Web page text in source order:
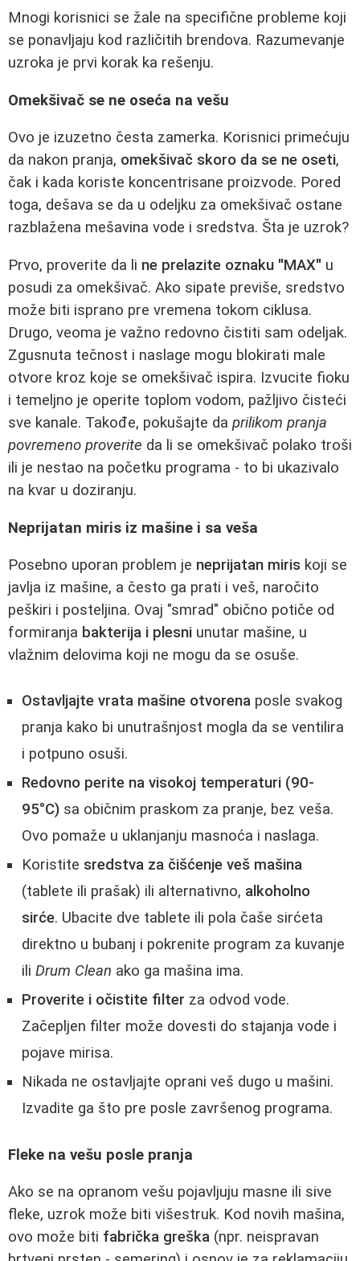
Mnogi korisnici se žale na specifične probleme koji
se ponavljaju kod različitih brendova. Razumevanje
uzroka je prvi korak ka rešenju.
Omekšivač se ne oseća na vešu
Ovo je izuzetno česta zamerka. Korisnici primećuju
da nakon pranja, omekšivač skoro da se ne oseti,
čak i kada koriste koncentrisane proizvode. Pored
toga, dešava se da u odeljku za omekšivač ostane
razblažena mešavina vode i sredstva. Šta je uzrok?
Prvo, proverite da li ne prelazite oznaku "MAX" u
posudi za omekšivač. Ako sipate previše, sredstvo
može biti isprano pre vremena tokom ciklusa.
Drugo, veoma je važno redovno čistiti sam odeljak.
Zgusnuta tečnost i naslage mogu blokirati male
otvore kroz koje se omekšivač ispira. Izvucite fioku
i temeljno je operite toplom vodom, pažljivo čisteći
sve kanale. Takođe, pokušajte da prilikom pranja
povremeno proverite da li se omekšivač polako troši
ili je nestao na početku programa - to bi ukazivalo
na kvar u doziranju.
Neprijatan miris iz mašine i sa veša
Posebno uporan problem je neprijatan miris koji se
javlja iz mašine, a često ga prati i veš, naročito
peškiri i posteljina. Ovaj "smrad" obično potiče od
formiranja bakterija i plesni unutar mašine, u
vlažnim delovima koji ne mogu da se osuše.
Ostavljajte vrata mašine otvorena posle svakog
pranja kako bi unutrašnjost mogla da se ventilira
i potpuno osuši.
Redovno perite na visokoj temperaturi (90-
95°C) sa običnim praskom za pranje, bez veša.
Ovo pomaže u uklanjanju masnoća i naslaga.
Koristite sredstva za čišćenje veš mašina
(tablete ili prašak) ili alternativno, alkoholno
sirće. Ubacite dve tablete ili pola čaše sirćeta
direktno u bubanj i pokrenite program za kuvanje
ili Drum Clean ako ga mašina ima.
Proverite i očistite filter za odvod vode.
Začepljen filter može dovesti do stajanja vode i
pojave mirisa.
Nikada ne ostavljajte oprani veš dugo u mašini.
Izvadite ga što pre posle završenog programa.
Fleke na vešu posle pranja
Ako se na opranom vešu pojavljuju masne ili sive
fleke, uzrok može biti višestruk. Kod novih mašina,
ovo može biti fabrička greška (npr. neispravan